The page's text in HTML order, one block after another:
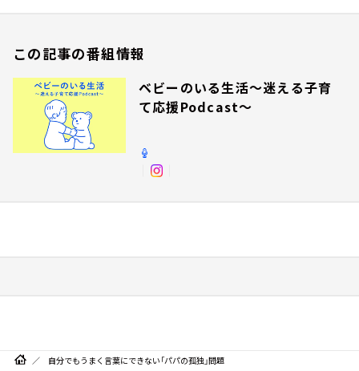
この記事の番組情報
ベビーのいる生活～迷える子育
て応援Podcast～
自分でもうまく言葉にできない「パパの孤独」問題